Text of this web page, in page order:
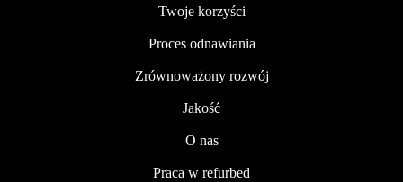
Twoje korzyści
Proces odnawiania
Zrównoważony rozwój
Jakość
O nas
Praca w refurbed